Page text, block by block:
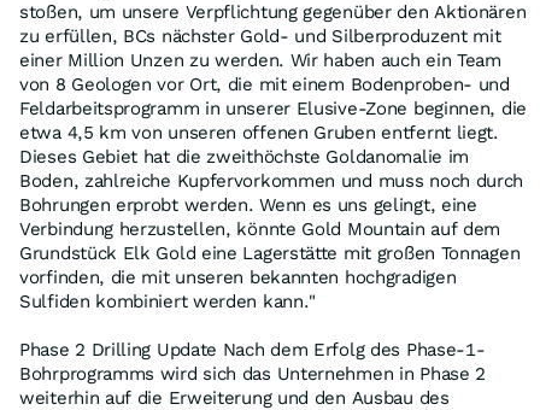
stoßen, um unsere Verpflichtung gegenüber den Aktionären
zu erfüllen, BCs nächster Gold- und Silberproduzent mit
einer Million Unzen zu werden. Wir haben auch ein Team
von 8 Geologen vor Ort, die mit einem Bodenproben- und
Feldarbeitsprogramm in unserer Elusive-Zone beginnen, die
etwa 4,5 km von unseren offenen Gruben entfernt liegt.
Dieses Gebiet hat die zweithöchste Goldanomalie im
Boden, zahlreiche Kupfervorkommen und muss noch durch
Bohrungen erprobt werden. Wenn es uns gelingt, eine
Verbindung herzustellen, könnte Gold Mountain auf dem
Grundstück Elk Gold eine Lagerstätte mit großen Tonnagen
vorfinden, die mit unseren bekannten hochgradigen
Sulfiden kombiniert werden kann."
Phase 2 Drilling Update Nach dem Erfolg des Phase-1-
Bohrprogramms wird sich das Unternehmen in Phase 2
weiterhin auf die Erweiterung und den Ausbau des